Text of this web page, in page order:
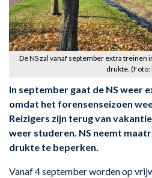
De NS zal vanaf september extra treinen
drukte. (Foto:
In september gaat de NS weer
omdat het forensenseizoen
Reizigers zijn terug van
weer studeren. NS neemt
drukte te beperken.
Vanaf 4 september worden op